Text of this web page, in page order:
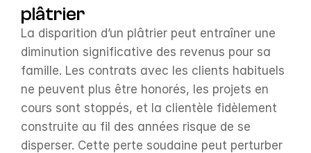
plâtrier
La disparition d’un plâtrier peut entraîner une
diminution significative des revenus pour sa
famille. Les contrats avec les clients habituels
ne peuvent plus être honorés, les projets en
cours sont stoppés, et la clientèle fidèlement
construite au fil des années risque de se
disperser. Cette perte soudaine peut perturber